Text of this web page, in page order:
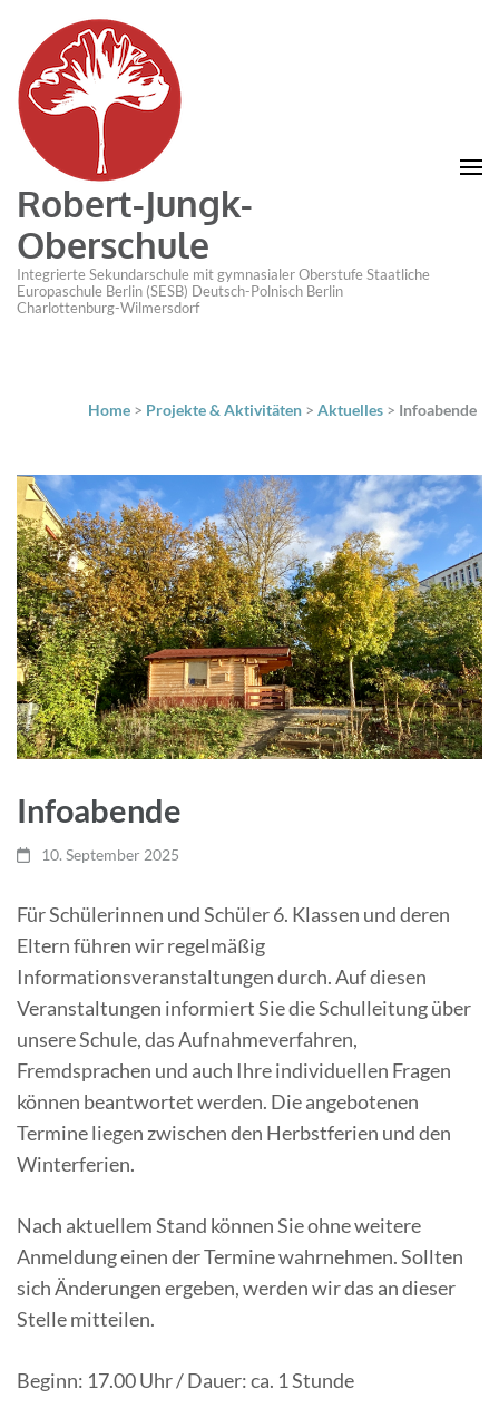
Robert-Jungk-
Oberschule
Integrierte Sekundarschule mit gymnasialer Oberstufe Staatliche
Europaschule Berlin (SESB) Deutsch-Polnisch Berlin
Charlottenburg-Wilmersdorf
Home > Projekte & Aktivitäten > Aktuelles > Infoabende
Infoabende
10. September 2025
Für Schülerinnen und Schüler 6. Klassen und deren
Eltern führen wir regelmäßig
Informationsveranstaltungen durch. Auf diesen
Veranstaltungen informiert Sie die Schulleitung über
unsere Schule, das Aufnahmeverfahren,
Fremdsprachen und auch Ihre individuellen Fragen
können beantwortet werden. Die angebotenen
Termine liegen zwischen den Herbstferien und den
Winterferien.
Nach aktuellem Stand können Sie ohne weitere
Anmeldung einen der Termine wahrnehmen. Sollten
sich Änderungen ergeben, werden wir das an dieser
Stelle mitteilen.
Beginn: 17.00 Uhr / Dauer: ca. 1 Stunde